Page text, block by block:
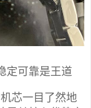
定可靠是王道
芯一目了然地